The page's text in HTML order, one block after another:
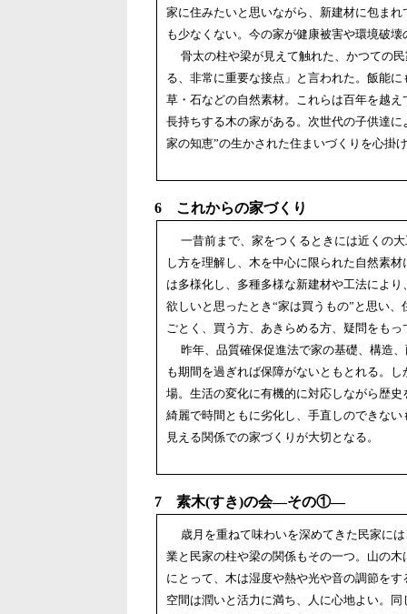
家に住みたいと思いながら、新建材に包ま
も少なくない。今の家が健康被害や環境破
骨太の柱や梁が見えて触れた、かつての
る、非常に重要な接点」と言われた。飯能
草・石などの自然素材。これらは百年を越
長持ちする木の家がある。次世代の子供達
家の知恵”の生かされた住まいづくりを心掛
6 これからの家づくり
一昔前まで、家をつくるときには近くの
し方を理解し、木を中心に限られた自然素
は多様化し、多種多様な新建材や工法によ
欲しいと思ったとき“家は買うもの”と思い
ごとく、買う方、あきらめる方、疑問をも
昨年、品質確保促進法で家の基礎、構造
も期間を過ぎれば保障がないともとれる。
場。生活の変化に有機的に対応しながら歴
綺麗で時間ともに劣化し、手直しのできな
見える関係での家づくりが大切となる。
7 素木(すき)の会―その①―
歳月を重ねて味わいを深めてきた民家に
業と民家の柱や梁の関係もその一つ。山の
にとって、木は湿度や熱や光や音の調節を
空間は潤いと活力に満ち、人に心地よい。